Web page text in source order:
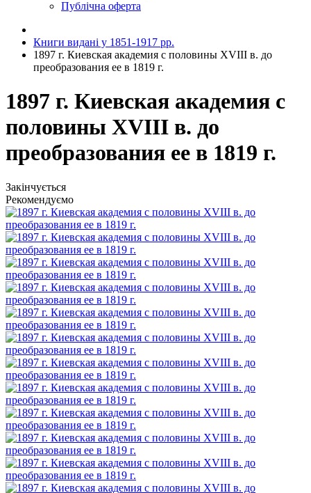
Публічна оферта
Книги видані у 1851-1917 рр.
1897 г. Киевская академия с половины XVIII в. до
преобразования ее в 1819 г.
1897 г. Киевская академия с
половины XVIII в. до
преобразования ее в 1819 г.
Закінчується
Рекомендуємо